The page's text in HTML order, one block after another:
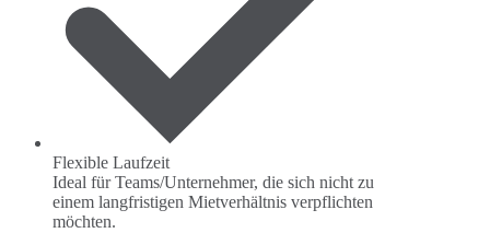
Flexible Laufzeit
Ideal für Teams/Unternehmer, die sich nicht zu
einem langfristigen Mietverhältnis verpflichten
möchten.